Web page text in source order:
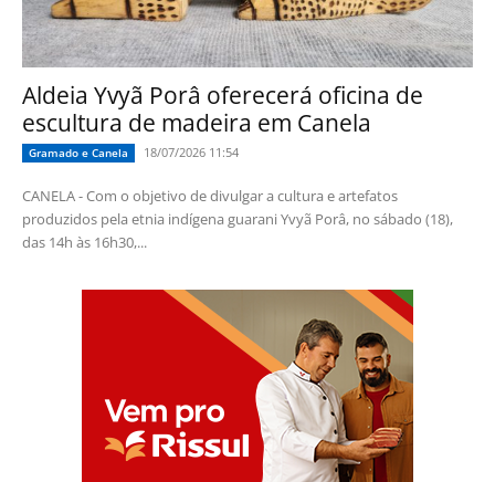
Aldeia Yvyã Porâ oferecerá oficina de
escultura de madeira em Canela
Gramado e Canela 18/07/2026 11:54
CANELA - Com o objetivo de divulgar a cultura e artefatos
produzidos pela etnia indígena guarani Yvyã Porâ, no sábado (18),
das 14h às 16h30,...